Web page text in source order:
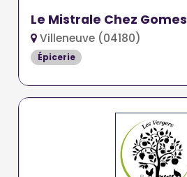
Le Mistrale Chez Gomes
Villeneuve (04180)
Épicerie